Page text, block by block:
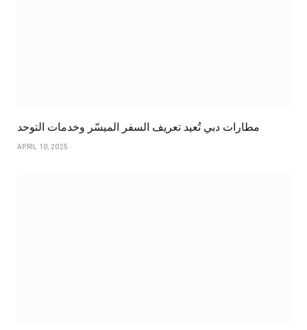
مطارات دبي تُعيد تعريف السفر الميسّر وخدمات التوحد
APRIL 10, 2025